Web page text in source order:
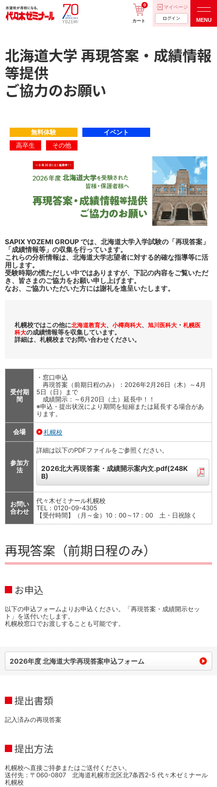
カート
0 マイページ
ログイン MENU
北海道大学 再現答案・成績情報
等提供
ご協力のお願い
無料体験
イベント
高卒生
その他
SAPIX YOZEMI GROUP では、北海道大学入学試験の「再現答案」
「成績情報等」の収集を行っています。
これらの分析情報は、北海道大学志望者に対する的確な指導等に活
用します。
受験時期の慌ただしい中ではありますが、下記の内容をご覧いただ
き、皆さまのご協力をお願い申し上げます。
なお、ご協力いただいた方には謝礼を進呈いたします。
札幌校ではこの他に北海道教育大、 小樽商科大、 旭川医科大 ・ 札幌医
科大の成績情報等を収集しています。
詳細は、札幌校までお問い合わせください。
受付期
間
・窓口申込
再現答案（前期日程のみ）：2026年2月26日（木）～4月
5日（日）まで
成績開示：～6月20日（土）延長中！！
※申込・提出状況により期間を短縮または延長する場合があ
ります。
会場 札幌校
参加方
法
詳細は以下のPDFファイルをご参照ください。
2026北大再現答案・成績開示案内文.pdf(248K
B)
お問い
合わせ
代々木ゼミナール札幌校
TEL：0120-09-4305
【受付時間】（月～金）10：00～17：00 土・日祝除く
再現答案（前期日程のみ）
お申込
以下の申込フォームよりお申込ください。「再現答案・成績開示セッ
ト」を送付いたします。
札幌校窓口でお渡しすることも可能です。
2026年度 北海道大学再現答案申込フォーム
提出書類
記入済みの再現答案
提出方法
札幌校へ直接ご持参またはご送付ください。
送付先：〒060-0807 北海道札幌市北区北7条西2-5 代々木ゼミナール
札幌校